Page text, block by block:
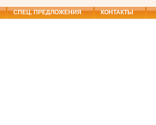
СПЕЦ. ПРЕДЛОЖЕНИЯ КОНТАКТЫ